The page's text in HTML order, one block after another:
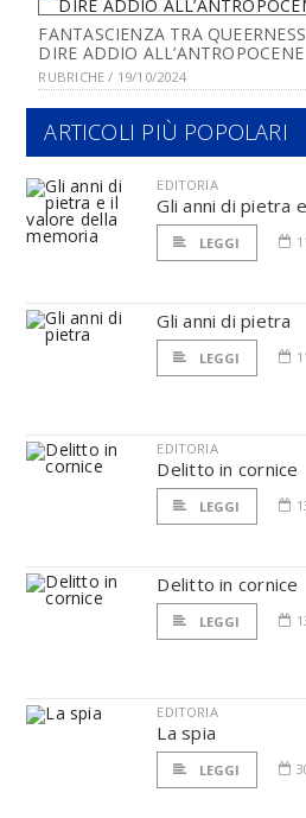
FANTASCIENZA TRA
DIRE ADDIO ALL’ANTROPOCENE
RUBRICHE / 19/10/2024
ARTICOLI PIÙ POPOLARI
EDITORIA
Gli anni di pietra
LEGGI
Gli anni di pietra
LEGGI
EDITORIA
Delitto in cornice
LEGGI
Delitto in cornice
LEGGI
EDITORIA
La spia
LEGGI